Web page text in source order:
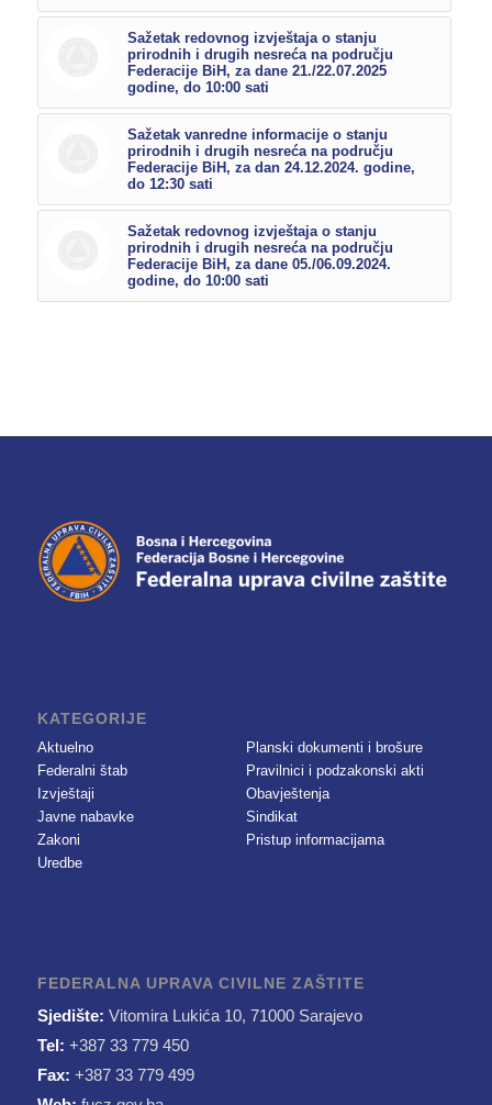
Sažetak redovnog izvještaja o stanju
prirodnih i drugih nesreća na području
Federacije BiH, za dane 21./22.07.2025
godine, do 10:00 sati
Sažetak vanredne informacije o stanju
prirodnih i drugih nesreća na području
Federacije BiH, za dan 24.12.2024. godine,
do 12:30 sati
Sažetak redovnog izvještaja o stanju
prirodnih i drugih nesreća na području
Federacije BiH, za dane 05./06.09.2024.
godine, do 10:00 sati
KATEGORIJE
Aktuelno
Federalni štab
Izvještaji
Javne nabavke
Zakoni
Uredbe
Planski dokumenti i brošure
Pravilnici i podzakonski akti
Obavještenja
Sindikat
Pristup informacijama
FEDERALNA UPRAVA CIVILNE ZAŠTITE
Sjedište: Vitomira Lukića 10, 71000 Sarajevo
Tel: +387 33 779 450
Fax: +387 33 779 499